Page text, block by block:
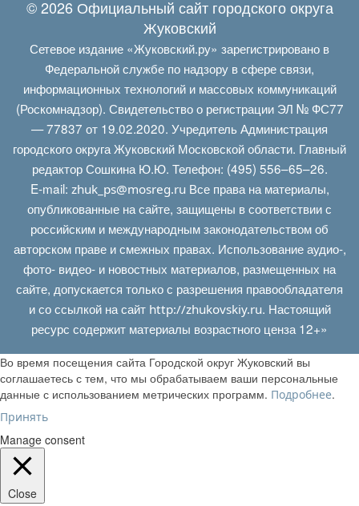
© 2026 Официальный сайт городского округа
Жуковский
Сетевое издание «Жуковский.ру» зарегистрировано в
Федеральной службе по надзору в сфере связи,
информационных технологий и массовых коммуникаций
(Роскомнадзор). Свидетельство о регистрации ЭЛ № ФС77
— 77837 от 19.02.2020. Учредитель Администрация
городского округа Жуковский Московской области. Главный
редактор Сошкина Ю.Ю. Телефон: (495) 556–65–26.
E‑mail: zhuk_ps@mosreg.ruВсе права на материалы,
опубликованные на сайте, защищены в соответствии с
российским и международным законодательством об
авторском праве и смежных правах. Использование аудио-,
фото- видео- и новостных материалов, размещенных на
сайте, допускается только с разрешения правообладателя
и со ссылкой на сайт http://zhukovskiy.ru. Настоящий
ресурс содержит материалы возрастного ценза 12+»
Во время посещения сайта Городской округ Жуковский вы
соглашаетесь с тем, что мы обрабатываем ваши персональные
данные с использованием метрических программ. Подробнее.
Принять
Manage consent
Close